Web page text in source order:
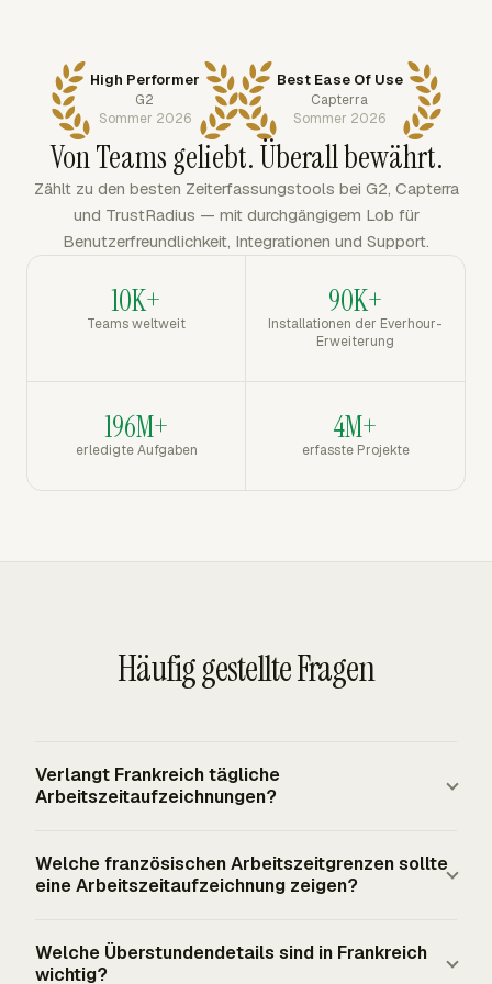
High Performer
G2
Sommer 2026
Best Ease Of Use
Capterra
Sommer 2026
Von Teams geliebt. Überall bewährt.
Zählt zu den besten Zeiterfassungstools bei G2, Capterra
und TrustRadius — mit durchgängigem Lob für
Benutzerfreundlichkeit, Integrationen und Support.
10K+
Teams weltweit
90K+
Installationen der Everhour-
Erweiterung
196M+
erledigte Aufgaben
4M+
erfasste Projekte
Häufig gestellte Fragen
Verlangt Frankreich tägliche
Arbeitszeitaufzeichnungen?
v Deutsche Bank, die ein objektives, verlässliches und
zugängliches System zur Messung der täglichen
französische Arbeitsrecht verlangt außerdem Dokumente
Welche französischen Arbeitszeitgrenzen sollte
eine Arbeitszeitaufzeichnung zeigen?
sollte die gesetzliche 35-Stunden-Vollzeitwoche sowie
Welche Überstundendetails sind in Frankreich
wichtig?